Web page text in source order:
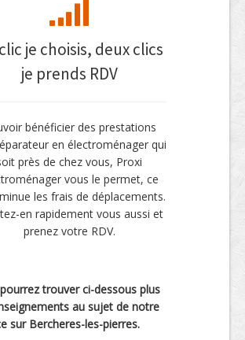
je choisis, deux clics
je prends RDV
bénéficier des prestations
en électroménager qui
près de chez vous, Proxi
vous le permet, ce
les frais de déplacements.
en rapidement vous aussi et
prenez votre RDV.
trouver ci-dessous plus
au sujet de notre
sur Bercheres-les-pierres.